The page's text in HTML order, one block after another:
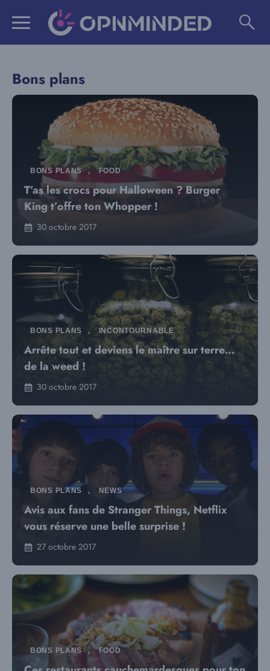
Bons plans
BONS PLANS , FOOD
T’as les crocs pour Halloween ? Burger
King t’offre ton Whopper !
30 octobre 2017
BONS PLANS , INCONTOURNABLE
Arrête tout et deviens le maître sur terre…
de la weed !
30 octobre 2017
BONS PLANS , NEWS
Avis aux fans de Stranger Things, Netflix
vous réserve une belle surprise !
27 octobre 2017
BONS PLANS , FOOD